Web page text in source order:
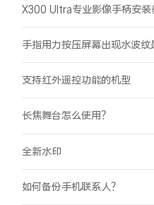
X300 Ultra专业影像手柄安装
手指用力按压屏幕出现水波纹
支持红外遥控功能的机型
长焦舞台怎么使用？
全新水印
如何备份手机联系人？